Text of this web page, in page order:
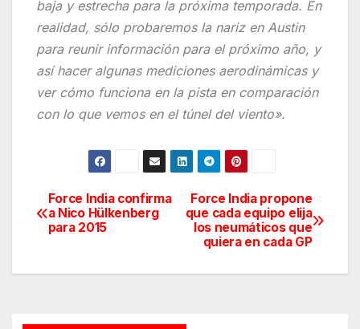
baja y estrecha para la próxima temporada. En
realidad, sólo probaremos la nariz en Austin
para reunir información para el próximo año, y
así hacer algunas mediciones aerodinámicas y
ver cómo funciona en la pista en comparación
con lo que vemos en el túnel del viento».
Navegación
de
entradas
Force India propone
que cada equipo elija
los neumáticos que
quiera en cada GP
Force India confirma
a Nico Hülkenberg
para 2015